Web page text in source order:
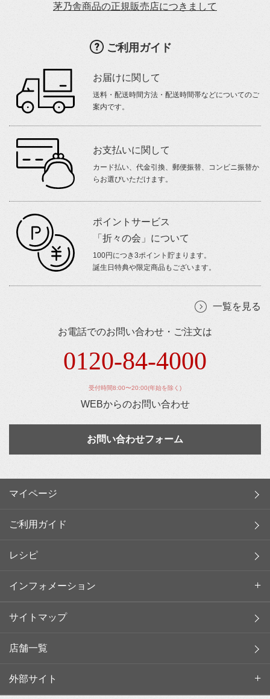
茅乃舎商品の正規販売店につきまして
ご利用ガイド
お届けに関して
送料・配送時間方法・配送時間帯などについてのご
案内です。
お支払いに関して
カード払い、代金引換、郵便振替、コンビニ振替か
らお選びいただけます。
ポイントサービス
「折々の会」について
100円につき3ポイント貯まります。
誕生日特典や限定商品もございます。
一覧を見る
お電話でのお問い合わせ・ご注文は
0120-84-4000
受付時間8:00〜20:00(年始を除く)
WEBからのお問い合わせ
お問い合わせフォーム
マイページ
ご利用ガイド
レシピ
インフォメーション
サイトマップ
店舗一覧
外部サイト